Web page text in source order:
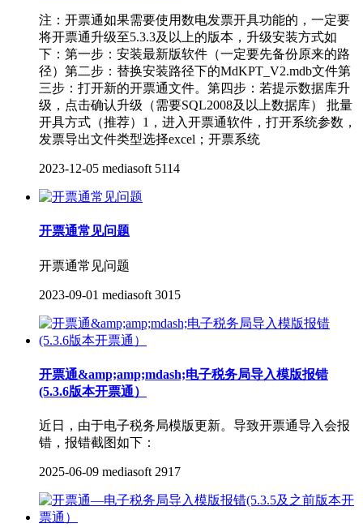
注：开票通如果需要使用数电发票开具功能的，一定要
将开票通升级至5.3.3及以上的版本，升级安装方式如
下：第一步：安装最新版软件（一定要先备份原来的路
径）第二步：替换安装路径下的MdKPT_V2.mdb文件第
三步：打开新的开票通文件。第四步：若提示数据库升
级，点击确认升级（需要SQL2008及以上数据库） 批量
开具方式（推荐）1，进入开票通软件，打开系统参数，
发票导出文件类型选择excel；开票系统
2023-12-05 mediasoft 5114
开票通常见问题
开票通常见问题
2023-09-01 mediasoft 3015
开票通&amp;amp;mdash;电子税务局导入模版报错
(5.3.6版本开票通）
近日，由于电子税务局模版更新。导致开票通导入会报
错，报错截图如下：
2025-06-09 mediasoft 2917